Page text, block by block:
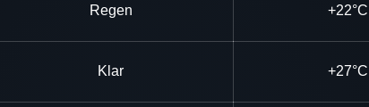
Regen +22°C
Klar +27°C